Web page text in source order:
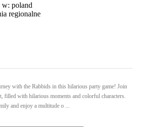
w: poland
regionalne
with the Rabbids in this hilarious party game! Join
filled with hilarious moments and colorful characters.
and enjoy a multitude o ...